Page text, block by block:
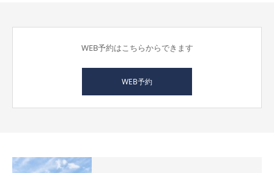
WEB予約はこちらからできます
WEB予約